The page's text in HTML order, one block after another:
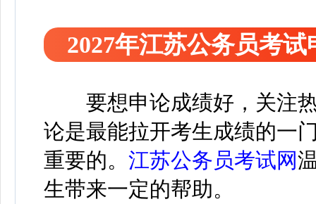
2027年江苏公务员考试
要想申论成绩好，关注
论是最能拉开考生成绩的一
重要的。 江苏公务员考试网
生带来一定的帮助。